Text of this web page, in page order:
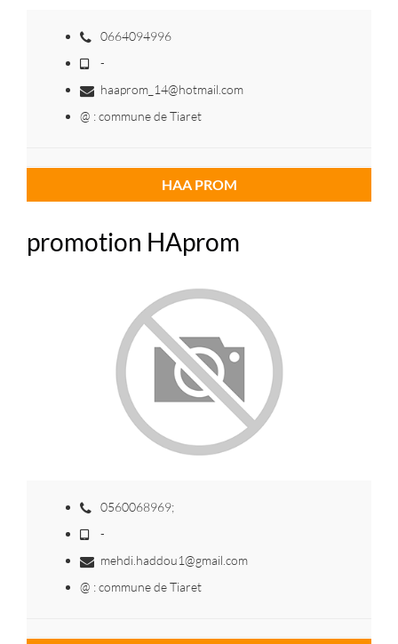
0664094996
-
haaprom_14@hotmail.com
@ : commune de Tiaret
HAA PROM
promotion HAprom
0560068969;
-
mehdi.haddou1@gmail.com
@ : commune de Tiaret